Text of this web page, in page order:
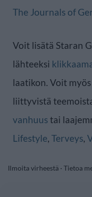
The Journals of
Voit lisätä Staran
lähteeksi
laatikon. Voit
liittyvistä
vanhuus tai
Lifestyle, Terveys,
Ilmoita virheestä · Tietoa